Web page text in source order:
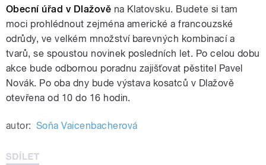
Obecní úřad v Dlažově na Klatovsku. Budete si tam
moci prohlédnout zejména americké a francouzské
odrůdy, ve velkém množství barevných kombinací a
tvarů, se spoustou novinek posledních let. Po celou dobu
akce bude odbornou poradnu zajišťovat pěstitel Pavel
Novák. Po oba dny bude výstava kosatců v Dlažově
otevřena od 10 do 16 hodin.
autor: Soňa Vaicenbacherová